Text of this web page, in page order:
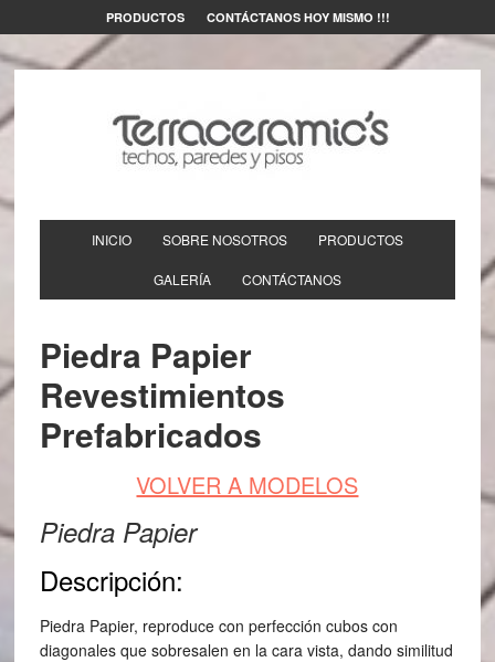
PRODUCTOS CONTÁCTANOS HOY MISMO !!!
INICIO SOBRE NOSOTROS PRODUCTOS
GALERÍA CONTÁCTANOS
Piedra Papier
Revestimientos
Prefabricados
VOLVER A MODELOS
Piedra Papier
Descripción:
Piedra Papier, reproduce con perfección cubos con
diagonales que sobresalen en la cara vista, dando similitud